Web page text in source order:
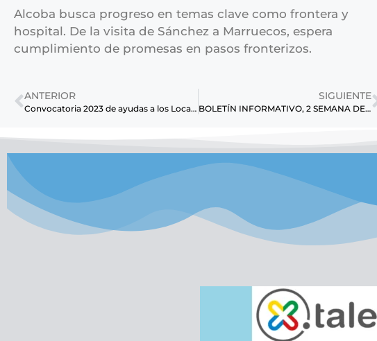
Alcoba busca progreso en temas clave como frontera y
hospital. De la visita de Sánchez a Marruecos, espera
cumplimiento de promesas en pasos fronterizos.
ANTERIOR
Convocatoria 2023 de ayudas a los Locales Comerciales y de Servicios
SIGUIENTE
BOLETÍN INFORMATIVO, 2 SEMANA DE AGOSTO.